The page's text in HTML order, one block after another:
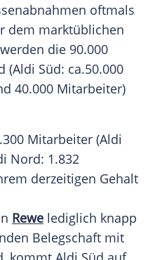
oftmals
dem marktüblichen
die 90.000
Süd: ca.50.000
40.000 Mitarbeiter)
Mitarbeiter (Aldi
Nord: 1.832
derzeitigen Gehalt
Rewe lediglich knapp
Belegschaft mit